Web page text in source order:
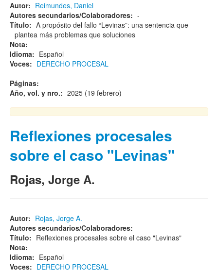
Autor: Reimundes, Daniel
Autores secundarios/Colaboradores: -
Título: A propósito del fallo “Levinas”: una sentencia que
plantea más problemas que soluciones
Nota:
Idioma: Español
Voces: DERECHO PROCESAL
Páginas:
Año, vol. y nro.: 2025 (19 febrero)
Reflexiones procesales
sobre el caso "Levinas"
Rojas, Jorge A.
Autor: Rojas, Jorge A.
Autores secundarios/Colaboradores: -
Título: Reflexiones procesales sobre el caso "Levinas"
Nota:
Idioma: Español
Voces: DERECHO PROCESAL